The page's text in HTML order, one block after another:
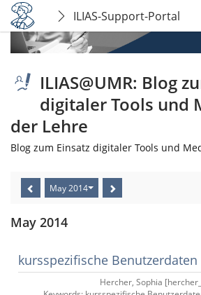
ILIAS-Support-Portal
ILIAS@UMR: Blog
digitaler Tools und
der Lehre
Blog zum Einsatz digitaler Tools und
May 2014
May 2014
kursspezifische Benutzerdaten
Hercher, Sophia